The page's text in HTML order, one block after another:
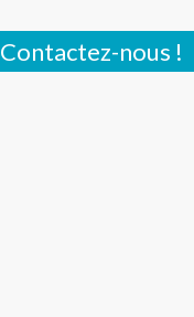
Contactez-nous !